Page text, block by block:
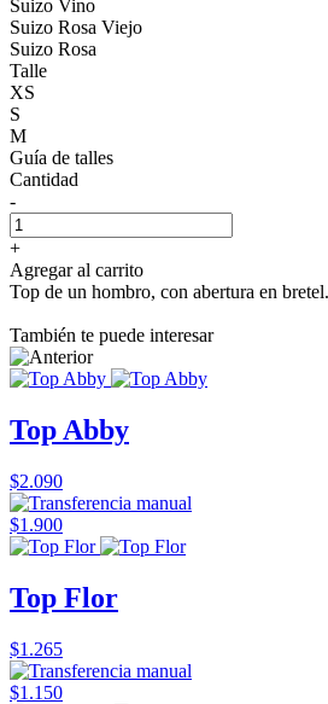
Suizo Vino
Suizo Rosa Viejo
Suizo Rosa
Talle
XS
S
M
Guía de talles
Cantidad
-
+
Agregar al carrito
Top de un hombro, con abertura en bretel.
También te puede interesar
Top Abby
$2.090
$1.900
Top Flor
$1.265
$1.150